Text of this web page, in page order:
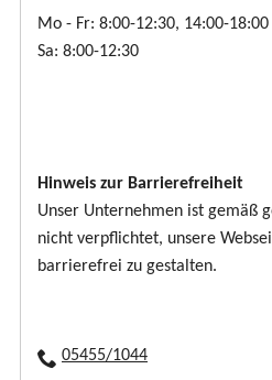
Mo - Fr: 8:00-12:30, 14:00-18:00
Sa: 8:00-12:30
Hinweis zur Barrierefreiheit
Unser Unternehmen ist gemäß
nicht verpflichtet, unsere
barrierefrei zu gestalten.
05455/1044